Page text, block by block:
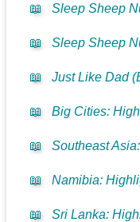
📖 Sleep Sheep
📖 Sleep Sheep
📖 Just Like Dad
📖 Big Cities:
📖 Southeast
📖 Namibia:
📖 Sri Lanka: